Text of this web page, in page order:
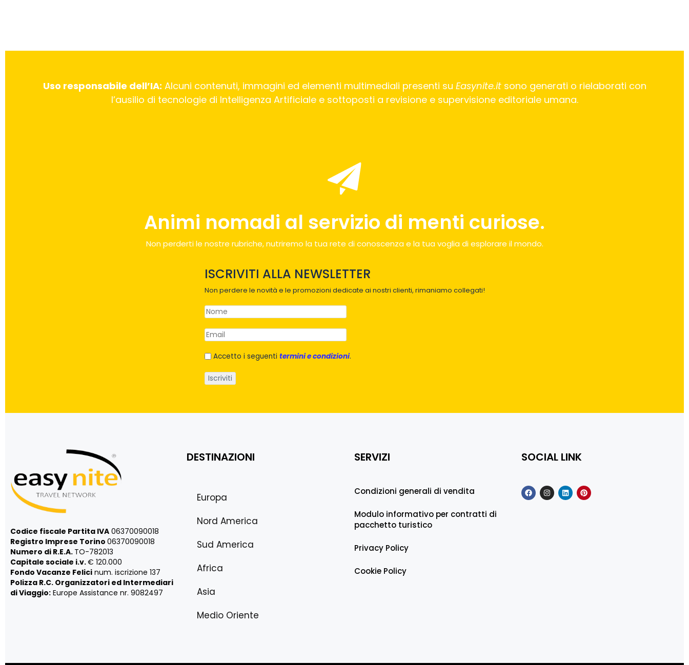
Uso responsabile dell’IA: Alcuni contenuti, immagini ed elementi multimediali presenti su Easynite.itsono generati o rielaborati con
l’ausilio di tecnologie di Intelligenza Artificiale e sottoposti a revisione e supervisione editoriale umana.
Animi nomadi al servizio di menti curiose.
Non perderti le nostre rubriche, nutriremo la tua rete di conoscenza e la tua voglia di esplorare il mondo.
ISCRIVITI ALLA NEWSLETTER
Non perdere le novità e le promozioni dedicate ai nostri clienti, rimaniamo collegati!
Accetto i seguenti termini e condizioni.
Codice fiscale Partita IVA 06370090018
Registro Imprese Torino 06370090018
Numero di R.E.A. TO-782013
Capitale sociale i.v.€ 120.000
Fondo Vacanze Felici num. iscrizione 137
Polizza R.C. Organizzatori ed Intermediari
di Viaggio: Europe Assistance nr. 9082497
DESTINAZIONI
Europa
Nord America
Sud America
Africa
Asia
Medio Oriente
SERVIZI
Condizioni generali di vendita
Modulo informativo per contratti di
pacchetto turistico
Privacy Policy
Cookie Policy
SOCIAL LINK